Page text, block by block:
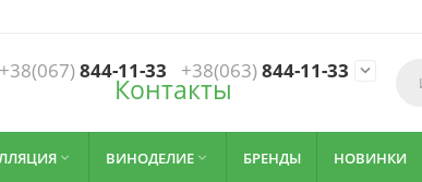
+38(067)844-11-33 +38(063)844-11-33 
Контакты
 ВИНОДЕЛИЕ  БРЕНДЫ НОВИНКИ